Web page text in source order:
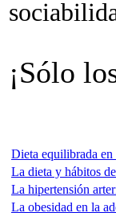
¡Sólo
Dieta equilibrada en
La dieta y hábitos
La hipertensión
La obesidad en la